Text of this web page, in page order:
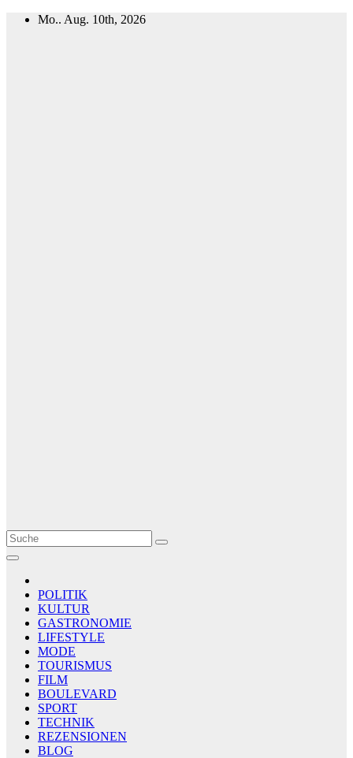
Zum
Mo.. Aug. 10th, 2026
Le Matin
AGENCE DE PRESSE
POLITIK
KULTUR
GASTRONOMIE
LIFESTYLE
MODE
TOURISMUS
FILM
BOULEVARD
SPORT
TECHNIK
REZENSIONEN
BLOG